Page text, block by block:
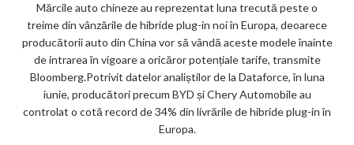
Mărcile auto chineze au reprezentat luna trecută peste o
treime din vânzările de hibride plug-in noi în Europa, deoarece
producătorii auto din China vor să vândă aceste modele înainte
de intrarea în vigoare a oricăror potențiale tarife, transmite
Bloomberg.Potrivit datelor analiștilor de la Dataforce, în luna
iunie, producători precum BYD și Chery Automobile au
controlat o cotă record de 34% din livrările de hibride plug-in în
Europa.